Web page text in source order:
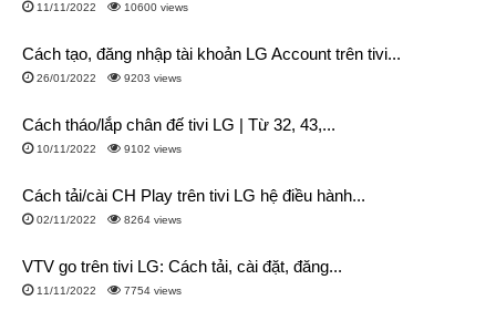
11/11/2022 10600 views
Cách tạo, đăng nhập tài khoản LG Account trên tivi...
26/01/2022 9203 views
Cách tháo/lắp chân đế tivi LG | Từ 32, 43,...
10/11/2022 9102 views
Cách tải/cài CH Play trên tivi LG hệ điều hành...
02/11/2022 8264 views
VTV go trên tivi LG: Cách tải, cài đặt, đăng...
11/11/2022 7754 views